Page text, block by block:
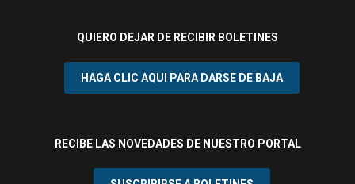
QUIERO DEJAR DE RECIBIR BOLETINES
HAGA CLIC AQUI PARA DARSE DE BAJA
RECIBE LAS NOVEDADES DE NUESTRO PORTAL
¿Acepta cookies y política de privacidad?
e-viviendas.es utiliza cookies para
optar por no participar si lo desea. Puede